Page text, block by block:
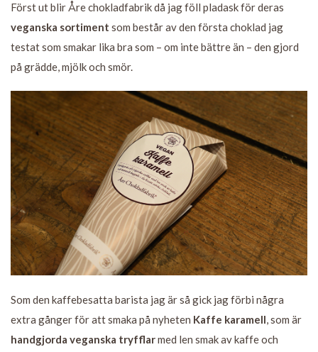
Först ut blir Åre chokladfabrik då jag föll pladask för deras
veganska sortiment som består av den första choklad jag
testat som smakar lika bra som – om inte bättre än – den gjord
på grädde, mjölk och smör.
Som den kaffebesatta barista jag är så gick jag förbi några
extra gånger för att smaka på nyheten Kaffe karamell, som är
handgjorda veganska tryfflarmed len smak av kaffe och